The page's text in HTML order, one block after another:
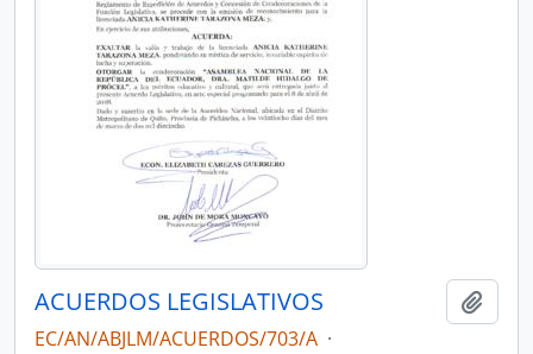
ACUERDOS LEGISLATIVOS
EC/AN/ABJLM/ACUERDOS/703/A ·